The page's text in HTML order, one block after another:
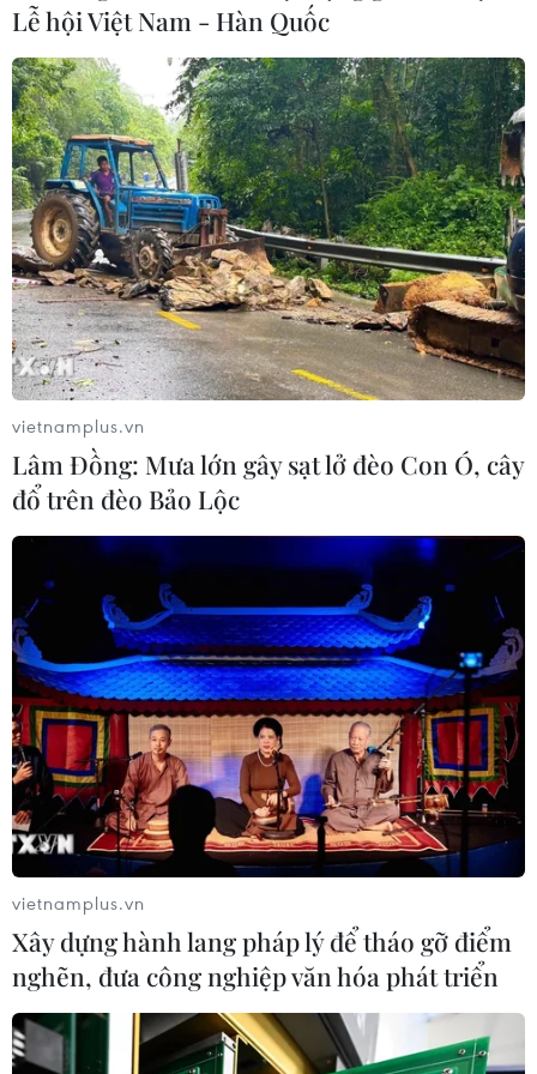
Lễ hội Việt Nam - Hàn Quốc
vietnamplus.vn
Lâm Đồng: Mưa lớn gây sạt lở đèo Con Ó, cây
đổ trên đèo Bảo Lộc
vietnamplus.vn
Xây dựng hành lang pháp lý để tháo gỡ điểm
nghẽn, đưa công nghiệp văn hóa phát triển